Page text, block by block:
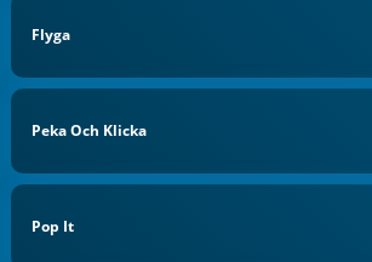
Flyga
Peka Och Klicka
Pop It